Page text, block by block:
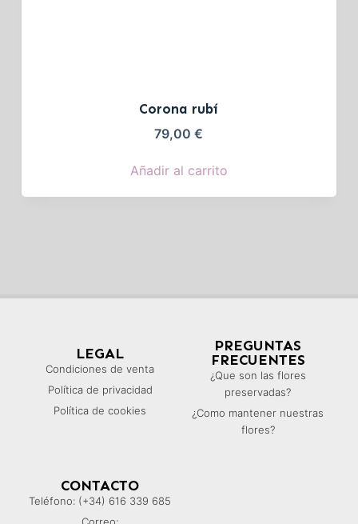
Corona rubí
79,00€
Añadir al carrito
LEGAL
Condiciones de venta
Política de privacidad
Política de cookies
PREGUNTAS
FRECUENTES
¿Que son las flores
preservadas?
¿Como mantener nuestras
flores?
CONTACTO
Teléfono: (+34) 616 339 685